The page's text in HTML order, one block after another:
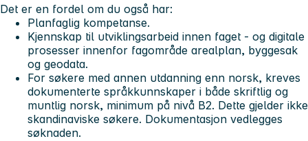
Det er en fordel om du også har:
Planfaglig kompetanse.
Kjennskap til utviklingsarbeid innen faget - og digitale
prosesser innenfor fagområde arealplan, byggesak
og geodata.
For søkere med annen utdanning enn norsk, kreves
dokumenterte språkkunnskaper i både skriftlig og
muntlig norsk, minimum på nivå B2. Dette gjelder ikke
skandinaviske søkere. Dokumentasjon vedlegges
søknaden.